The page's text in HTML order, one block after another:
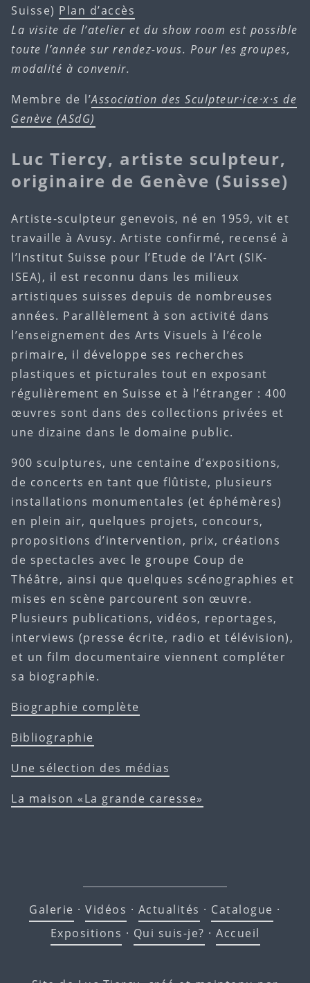
Suisse) Plan d’accès
La visite de l’atelier et du show room est possible
toute l’année sur rendez-vous. Pour les groupes,
modalité à convenir.
Membre de l’Association des Sculpteur·ice·x·s de
Genève (ASdG)
Luc Tiercy, artiste sculpteur,
originaire de Genève (Suisse)
Artiste-sculpteur genevois, né en 1959, vit et
travaille à Avusy. Artiste confirmé, recensé à
l’Institut Suisse pour l’Etude de l’Art (SIK-
ISEA), il est reconnu dans les milieux
artistiques suisses depuis de nombreuses
années. Parallèlement à son activité dans
l’enseignement des Arts Visuels à l’école
primaire, il développe ses recherches
plastiques et picturales tout en exposant
régulièrement en Suisse et à l’étranger : 400
œuvres sont dans des collections privées et
une dizaine dans le domaine public.
900 sculptures, une centaine d’expositions,
de concerts en tant que flûtiste, plusieurs
installations monumentales (et éphémères)
en plein air, quelques projets, concours,
propositions d’intervention, prix, créations
de spectacles avec le groupe Coup de
Théâtre, ainsi que quelques scénographies et
mises en scène parcourent son œuvre.
Plusieurs publications, vidéos, reportages,
interviews (presse écrite, radio et télévision),
et un film documentaire viennent compléter
sa biographie.
Biographie complète
Bibliographie
Une sélection des médias
La maison «La grande caresse»
Galerie ·Vidéos · Actualités · Catalogue ·
Expositions · Qui suis-je? · Accueil